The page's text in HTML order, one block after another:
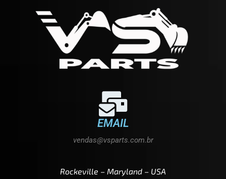
EMAIL
vendas@vsparts.com.br
Rockeville – Maryland – USA